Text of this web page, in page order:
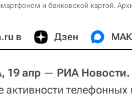
и банковской картой.
в Дзен
19 апр — РИА Новости.
активности